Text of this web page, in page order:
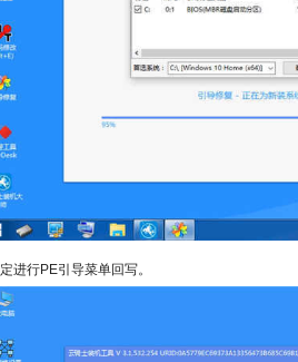
进行PE引导菜单回写。